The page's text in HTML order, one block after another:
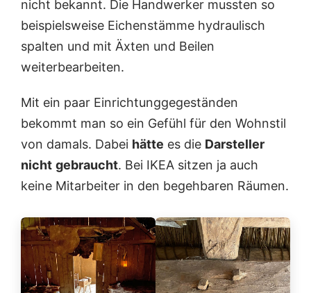
nicht bekannt. Die Handwerker mussten so
beispielsweise Eichenstämme hydraulisch
spalten und mit Äxten und Beilen
weiterbearbeiten.
Mit ein paar Einrichtunggegeständen
bekommt man so ein Gefühl für den Wohnstil
von damals. Dabei hätte es die Darsteller
nicht gebraucht. Bei IKEA sitzen ja auch
keine Mitarbeiter in den begehbaren Räumen.